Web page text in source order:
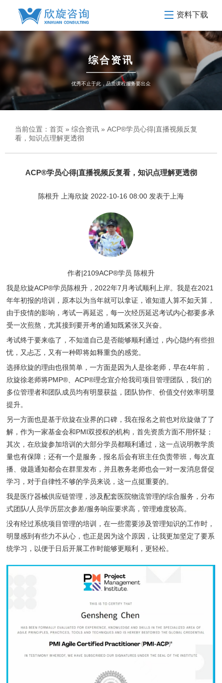
资料下载
综合资讯
优秀不止于此，品质课程服务要出众
当前位置： 首页 » 综合资讯 » ACP®学员心得|直播视频反复
看，知识点理解更透彻
ACP®学员心得|直播视频反复看，知识点理解更透彻
陈根升 上海欣旋 2022-10-16 08:00 发表于上海
作者|2109ACP®学员 陈根升
我是欣旋ACP®学员陈根升，2022年7月考试顺利上岸。我是在2021
年年初报的培训，原本以为当年就可以拿证，谁知道人算不如天算，
由于疫情的影响，考试一再延迟，每一次经历延迟考试内心都要多承
受一次煎熬，尤其接到要开考的通知既紧张又兴奋。
考试终于要来临了，不知道自己是否能够顺利通过，内心隐约有些担
忧，又忐忑，又有一种即将如释重负的感觉。
选择欣旋的理由也很简单，一方面是因为人是徐老师，早在4年前，
欣旋徐老师将PMP®、ACP®理念宣介给我司项目管理团队，我们的
多位管理者和团队成员均有明显获益，团队协作、价值交付效率明显
提升。
另一方面也是基于欣旋在业界的口碑，我在报名之前也对欣旋做了了
解，作为一家基金会和PMI双授权的机构，首先资质方面不用怀疑；
其次，在欣旋参加培训的大部分学员都顺利通过，这一点说明教学质
量也有保障；还有一个是服务，报名后会有班主任负责带班，每次直
播、做题通知都会在群里发布，并且教务老师也会一对一发消息督促
学习，对于自律性不够的学员来说，这一点挺重要的。
我是医疗器械供应链管理，涉及配套医院物流管理的综合服务，分布
式团队/人员学历层次参差/服务响应要求高，管理难度较高。
没有经过系统项目管理的培训，在一些需要涉及管理知识的工作时，
明显感到有些力不从心，也正是因为这个原因，让我更加坚定了要系
统学习，以便于日后开展工作时能够更顺利，更轻松。